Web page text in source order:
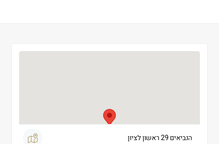
הנביאים 29 ראשון לציון